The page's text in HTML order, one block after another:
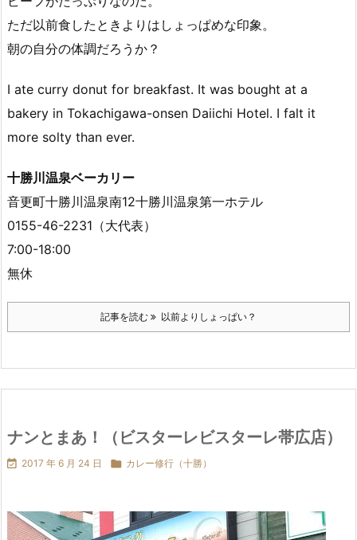
ただ以前食したときよりはしょっぱめな印象。
朝の自分の体調だろうか？
I ate curry donut for breakfast. It was bought at a
bakery in Tokachigawa-onsen Daiichi Hotel. I falt it
more solty than ever.
十勝川温泉ベーカリー
音更町十勝川温泉南12十勝川温泉第一ホテル
0155-46-2231（大代表）
7:00-18:00
無休
記事を読む 以前よりしょっぱい？
ナンとまあ！（ビスターレビスターレ帯広店）
 2017 年 6 月 24 日  カレー修行（十勝）